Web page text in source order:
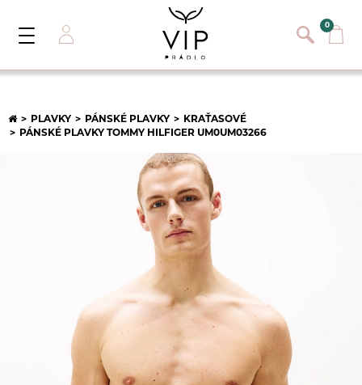
Přihlásit se
Registrace nového zákazníka
Zapomněli jste heslo ?
0
Toggle
PLAVKY PÁNSKÉ PLAVKY
KRAŤASOVÉ
PÁNSKÉ PLAVKY TOMMY HILFIGER UM0UM03266